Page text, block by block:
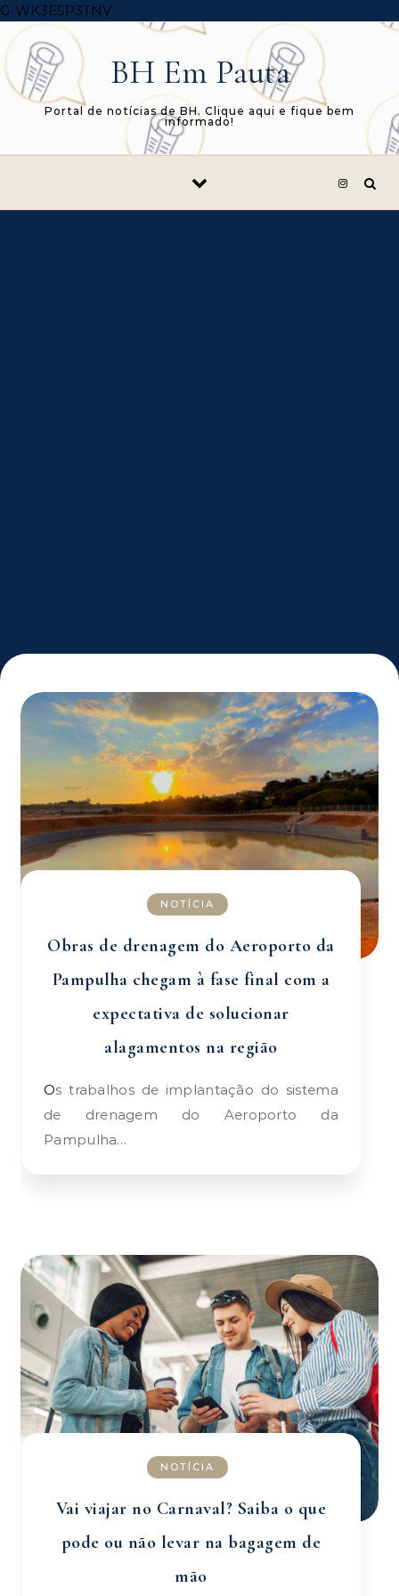
G-WK3E5P3TNVSkip to content
BH Em Pauta
Portal de notícias de BH. Clique aqui e fique bem
informado!
NOTÍCIA
Obras de drenagem do Aeroporto da
Pampulha chegam à fase final com a
expectativa de solucionar
alagamentos na região
Os trabalhos de implantação do sistema
de drenagem do Aeroporto da
Pampulha…
NOTÍCIA
Vai viajar no Carnaval? Saiba o que
pode ou não levar na bagagem de
mão